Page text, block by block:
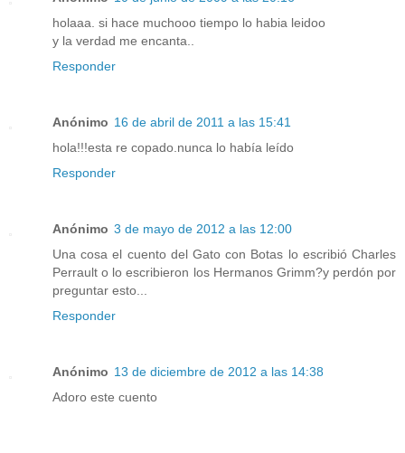
holaaa. si hace muchooo tiempo lo habia leidoo
y la verdad me encanta..
Responder
Anónimo 16 de abril de 2011 a las 15:41
hola!!!esta re copado.nunca lo había leído
Responder
Anónimo 3 de mayo de 2012 a las 12:00
Una cosa el cuento del Gato con Botas lo escribió Charles
Perrault o lo escribieron los Hermanos Grimm?y perdón por
preguntar esto...
Responder
Anónimo 13 de diciembre de 2012 a las 14:38
Adoro este cuento